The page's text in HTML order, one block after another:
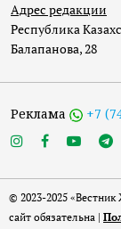
Адрес редакции
Республика
Балапанова, 28
Реклама +7
© 2023-2025
сайт обязательна |